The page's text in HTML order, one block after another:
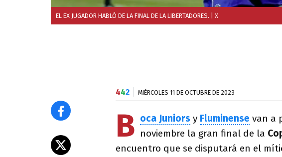
EL EX JUGADOR HABLÓ DE LA FINAL DE LA LIBERTADORES. | X
442 MIÉRCOLES 11 DE OCTUBRE DE 2023
B oca Juniors y Fluminense van a
noviembre la gran final de la
encuentro que se disputará en el